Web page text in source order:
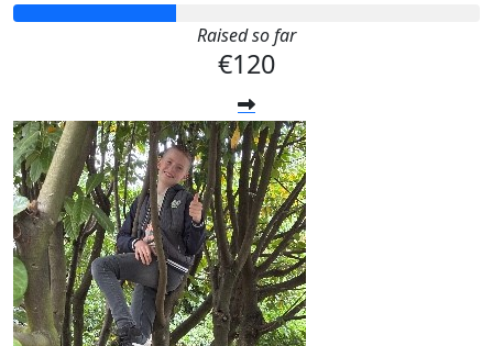
Raised so far
€120